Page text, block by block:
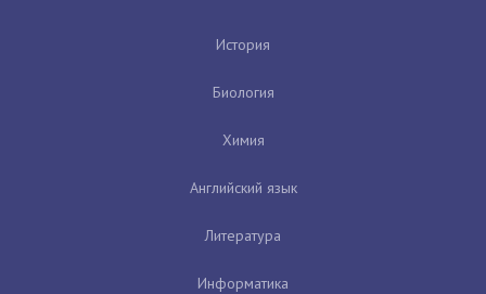
История
Биология
Химия
Английский язык
Литература
Информатика